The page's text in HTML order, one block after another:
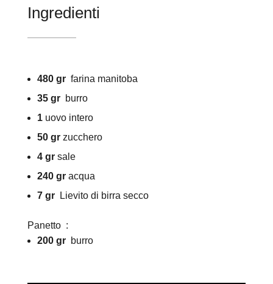
Ingredienti
480 gr farina manitoba
35 gr burro
1uovo intero
50 grzucchero
4 grsale
240 gracqua
7 gr
Lievito di birra secco
Panetto :
200 gr burro